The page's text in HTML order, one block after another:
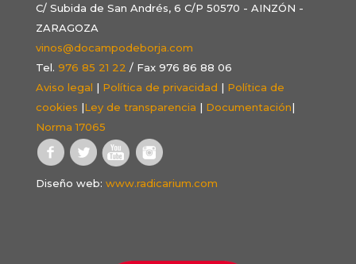
C/ Subida de San Andrés, 6 C/P 50570 - AINZÓN -
ZARAGOZA
vinos@docampodeborja.com
Tel. 976 85 21 22 / Fax 976 86 88 06
Aviso legal | Política de privacidad | Política de
cookies |Ley de transparencia | Documentación|
Norma 17065
Diseño web: www.radicarium.com